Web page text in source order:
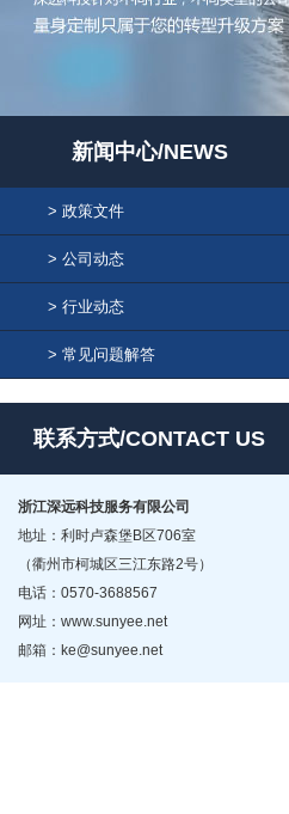
新闻中心/NEWS
> 政策文件
> 公司动态
> 行业动态
> 常见问题解答
联系方式/CONTACT US
浙江深远科技服务有限公司
地址：利时卢森堡B区706室
（衢州市柯城区三江东路2号）
电话：0570-3688567
网址：www.sunyee.net
邮箱：ke@sunyee.net